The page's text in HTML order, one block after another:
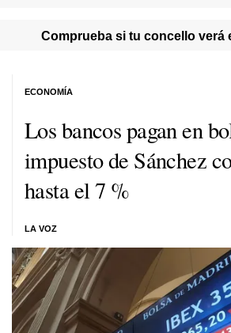
Comprueba si tu concello verá
Los bancos pagan en
impuesto de Sánchez
hasta el 7 %
LA VOZ
ECONOMÍA